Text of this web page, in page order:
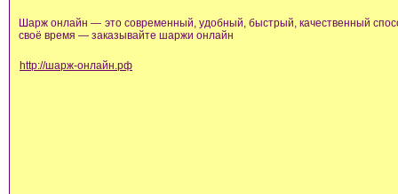
Шарж онлайн — это современный, удобный, быстрый, качественный
своё время — заказывайте шаржи онлайн
http://шарж-онлайн.рф